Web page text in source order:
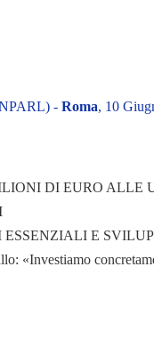
- Roma, 10
DI EURO ALLE
ESSENZIALI E
«Investiamo